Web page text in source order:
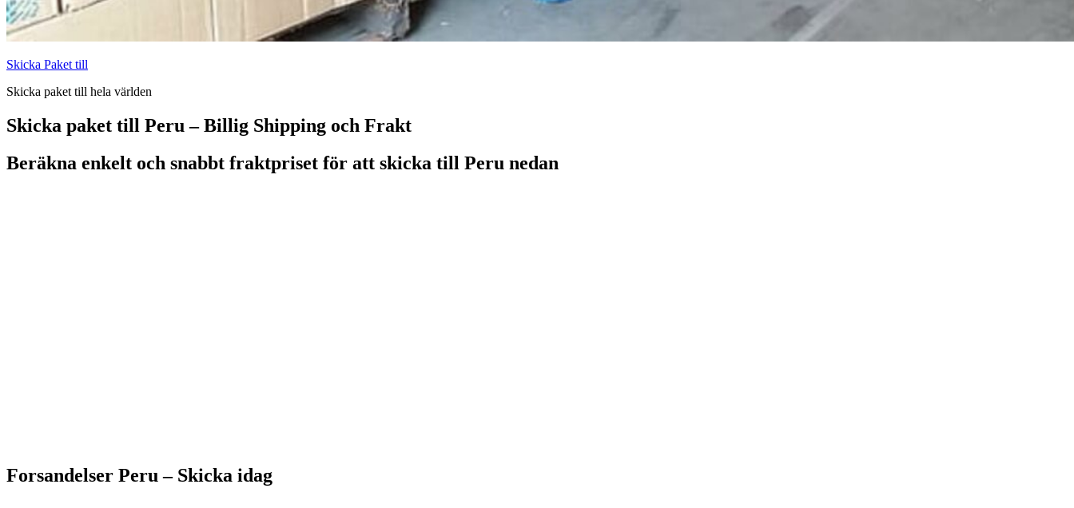
Skicka Paket till
Skicka paket till hela världen
Skicka paket till Peru – Billig Shipping och Frakt
Beräkna enkelt och snabbt fraktpriset för att skicka till Peru nedan
Forsandelser Peru – Skicka idag